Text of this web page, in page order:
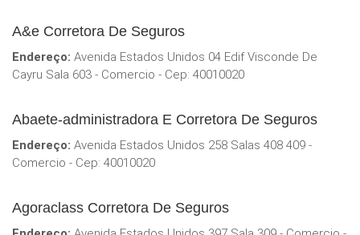
A&e Corretora De Seguros
Endereço: Avenida Estados Unidos 04 Edif Visconde De
Cayru Sala 603 - Comercio - Cep: 40010020
Abaete-administradora E Corretora De Seguros
Endereço: Avenida Estados Unidos 258 Salas 408 409 -
Comercio - Cep: 40010020
Agoraclass Corretora De Seguros